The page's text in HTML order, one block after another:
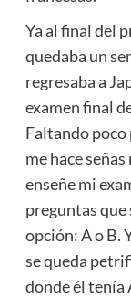
Ya al final del
quedaba un
regresaba a
examen final
Faltando poco
me hace
enseñe mi
preguntas que
opción: A o B.
se queda
donde él tenía